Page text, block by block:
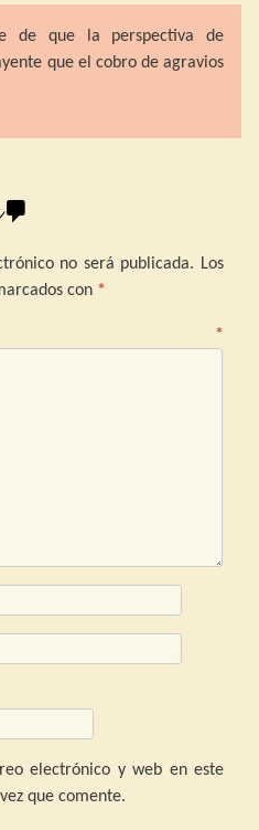
de que la perspectiva de
que el cobro de agravios
no será publicada. Los
con *
*
electrónico y web en este
que comente.